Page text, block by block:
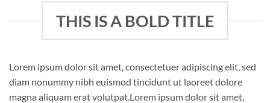
THIS IS A BOLD TITLE
Lorem ipsum dolor sit amet, consectetuer adipiscing elit, sed
diam nonummy nibh euismod tincidunt ut laoreet dolore
magna aliquam erat volutpat.Lorem ipsum dolor sit amet,